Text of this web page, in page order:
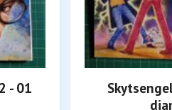
- 01